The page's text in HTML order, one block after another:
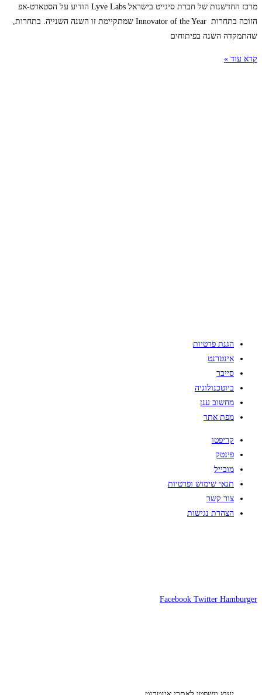
מרכז החדשנות של חברת סיגייט בישראל Lyve Labs הודיע על הסטארט-אפ
הזוכה בתחרות Innovator of the Year שמתקיימת זו השנה השנייה. בתחרות,
שהתמקדה השנה בפיתוחים
קרא עוד »
הגנת פרטיות
אינטרנט
סייבר
ביוטכנולוגיה
מחשוב ענן
מפת אתר
קריפטו
פינטק
מובייל
תנאי שימוש ופרטיות
צור קשר
הצהרת נגישות
Facebook Twitter Hamburger